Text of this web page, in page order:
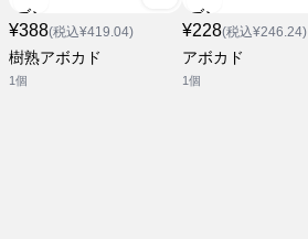
¥388(税込¥419.04)
樹熟アボカド
1個
¥228(税込¥246.24)
アボカド
1個